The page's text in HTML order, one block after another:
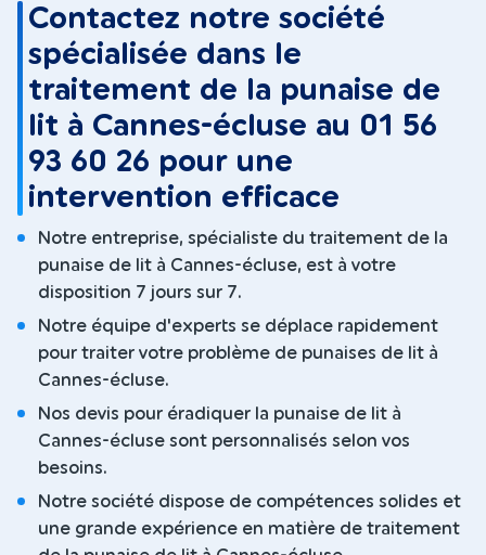
Contactez notre société
spécialisée dans le
traitement de la punaise de
lit à Cannes-écluse au 01 56
93 60 26 pour une
intervention efficace
Notre entreprise, spécialiste du traitement de la
punaise de lit à Cannes-écluse, est à votre
disposition 7 jours sur 7.
Notre équipe d'experts se déplace rapidement
pour traiter votre problème de punaises de lit à
Cannes-écluse.
Nos devis pour éradiquer la punaise de lit à
Cannes-écluse sont personnalisés selon vos
besoins.
Notre société dispose de compétences solides et
une grande expérience en matière de traitement